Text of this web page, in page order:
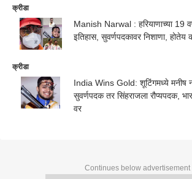
क्रीडा
Manish Narwal : हरियाणाच्या 19
इतिहास, सुवर्णपदकावर निशाणा, होतेय
क्रीडा
India Wins Gold: शूटिंगमध्ये मनीष
सुवर्णपदक तर सिंहराजला रौप्यपदक,
वर
Continues below advertisement